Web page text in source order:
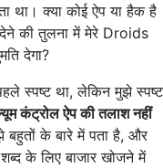
था। क्या कोई ऐप या हैक है
देने की तुलना में मेरे Droids
देगा?
स्पष्ट था, लेकिन मुझे स्पष्ट
कंट्रोल ऐप की तलाश नहीं
के बारे में पता है, और
के लिए बाजार खोजने में